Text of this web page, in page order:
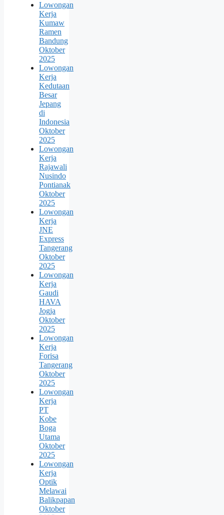
Lowongan
Kerja
Kumaw
Ramen
Bandung
Oktober
2025
Lowongan
Kerja
Kedutaan
Besar
Jepang
di
Indonesia
Oktober
2025
Lowongan
Kerja
Rajawali
Nusindo
Pontianak
Oktober
2025
Lowongan
Kerja
JNE
Express
Tangerang
Oktober
2025
Lowongan
Kerja
Gaudi
HAVA
Jogja
Oktober
2025
Lowongan
Kerja
Forisa
Tangerang
Oktober
2025
Lowongan
Kerja
PT
Kobe
Boga
Utama
Oktober
2025
Lowongan
Kerja
Optik
Melawai
Balikpapan
Oktober